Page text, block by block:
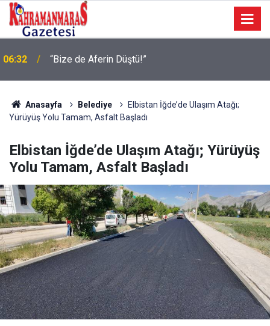
06:09
Geleneksel Ağustos Fuarı’nda Eğlence ve Nostalji
Bir Aradaydı
Anasayfa Belediye
Elbistan İğde’de Ulaşım Atağı;
Yürüyüş Yolu Tamam, Asfalt Başladı
Elbistan İğde’de Ulaşım Atağı; Yürüyüş
Yolu Tamam, Asfalt Başladı